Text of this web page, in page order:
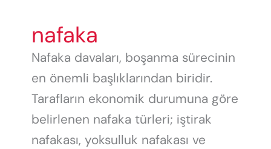
nafaka
Nafaka davaları, boşanma sürecinin
en önemli başlıklarından biridir.
Tarafların ekonomik durumuna göre
belirlenen nafaka türleri; iştirak
nafakası, yoksulluk nafakası ve